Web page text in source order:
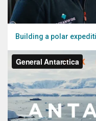
Building a polar